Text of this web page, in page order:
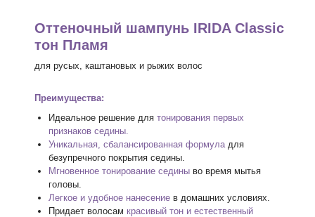
Оттеночный шампунь IRIDA Classic
тон Пламя
для русых, каштановых и рыжих волос
Преимущества:
Идеальное решение для тонирования первых
признаков седины.
Уникальная, сбалансированная формуладля
безупречного покрытия седины.
Мгновенное тонирование седины во время мытья
головы.
Легкое и удобное нанесение в домашних условиях.
Придает волосам красивый тон и естественный